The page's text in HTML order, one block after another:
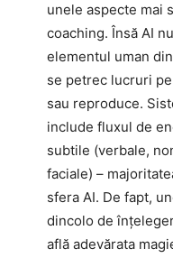
unele aspecte mai
coaching. Însă AI
elementul uman
se petrec lucruri
sau reproduce.
include fluxul de
subtile (verbale,
faciale) –
sfera AI. De fapt,
dincolo de
află adevărata